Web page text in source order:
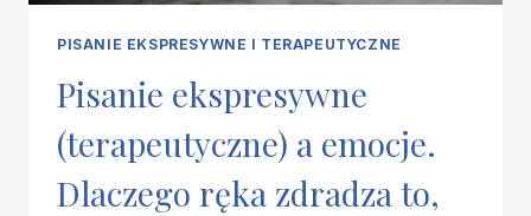
PISANIE EKSPRESYWNE I TERAPEUTYCZNE
Pisanie ekspresywne
(terapeutyczne) a emocje.
Dlaczego ręka zdradza to,